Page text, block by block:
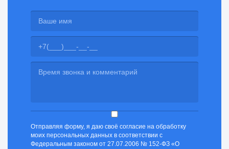
Отправляя форму, я даю своё согласие на обработку
моих персональных данных в соответствии с
Федеральным законом от 27.07.2006 № 152-ФЗ «О